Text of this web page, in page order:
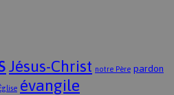
Jésus-Christ notre Père pardon
évangile